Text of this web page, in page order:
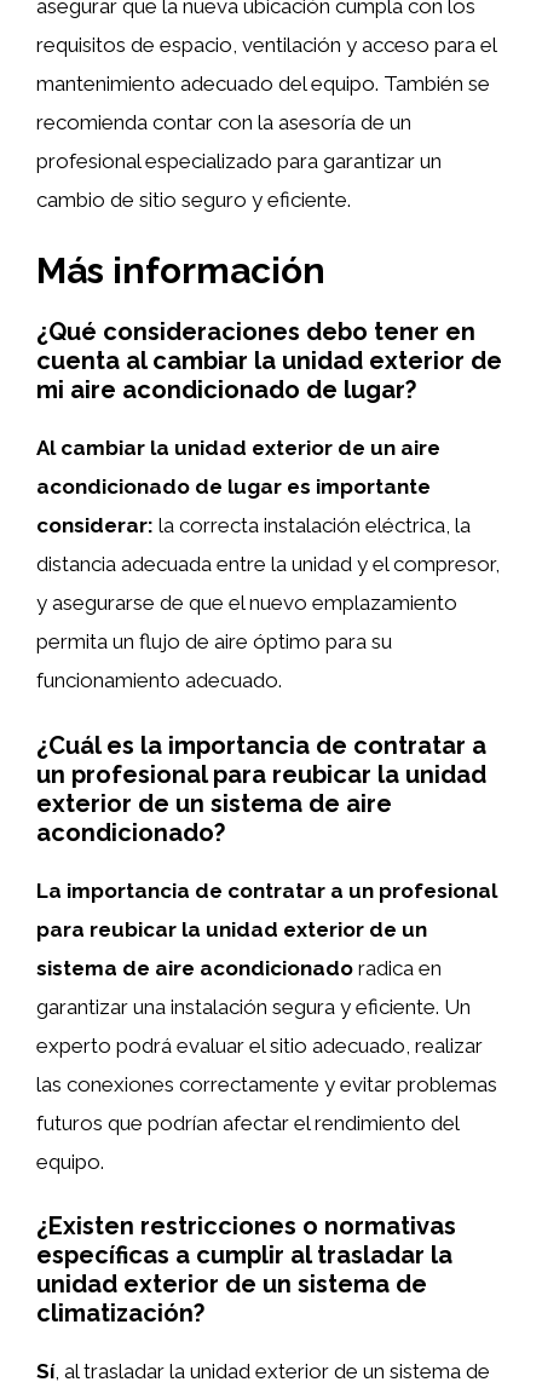
asegurar que la nueva ubicación cumpla con los
requisitos de espacio, ventilación y acceso para el
mantenimiento adecuado del equipo. También se
recomienda contar con la asesoría de un
profesional especializado para garantizar un
cambio de sitio seguro y eficiente.
Más información
¿Qué consideraciones debo tener en
cuenta al cambiar la unidad exterior de
mi aire acondicionado de lugar?
Al cambiar la unidad exterior de un aire
acondicionado de lugar es importante
considerar: la correcta instalación eléctrica, la
distancia adecuada entre la unidad y el compresor,
y asegurarse de que el nuevo emplazamiento
permita un flujo de aire óptimo para su
funcionamiento adecuado.
¿Cuál es la importancia de contratar a
un profesional para reubicar la unidad
exterior de un sistema de aire
acondicionado?
La importancia de contratar a un profesional
para reubicar la unidad exterior de un
sistema de aire acondicionado radica en
garantizar una instalación segura y eficiente. Un
experto podrá evaluar el sitio adecuado, realizar
las conexiones correctamente y evitar problemas
futuros que podrían afectar el rendimiento del
equipo.
¿Existen restricciones o normativas
específicas a cumplir al trasladar la
unidad exterior de un sistema de
climatización?
Sí, al trasladar la unidad exterior de un sistema de